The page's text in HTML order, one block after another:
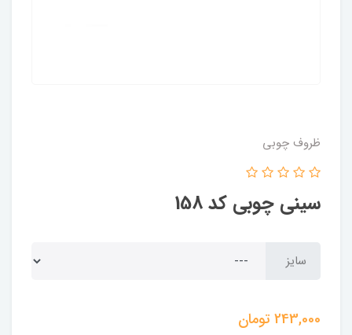
ظروف چوبی
سینی چوبی کد 158
سایز
243,000تومان